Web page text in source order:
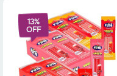
13%
OFF